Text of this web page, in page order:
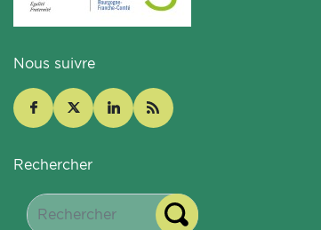
Nous suivre
Rechercher